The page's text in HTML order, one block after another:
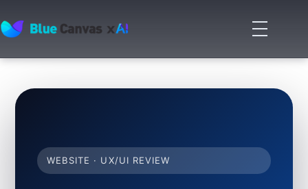
BLUECANVAS
메
뉴
기
WEBSITE · UX/UI REVIEW